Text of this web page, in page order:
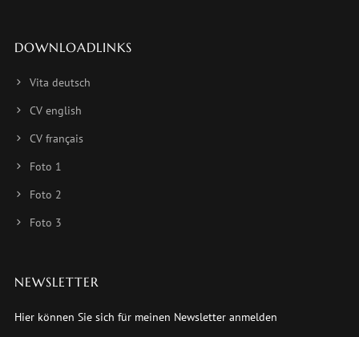
DOWNLOADLINKS
Vita deutsch
CV english
CV français
Foto 1
Foto 2
Foto 3
NEWSLETTER
Hier können Sie sich für meinen Newsletter anmelden